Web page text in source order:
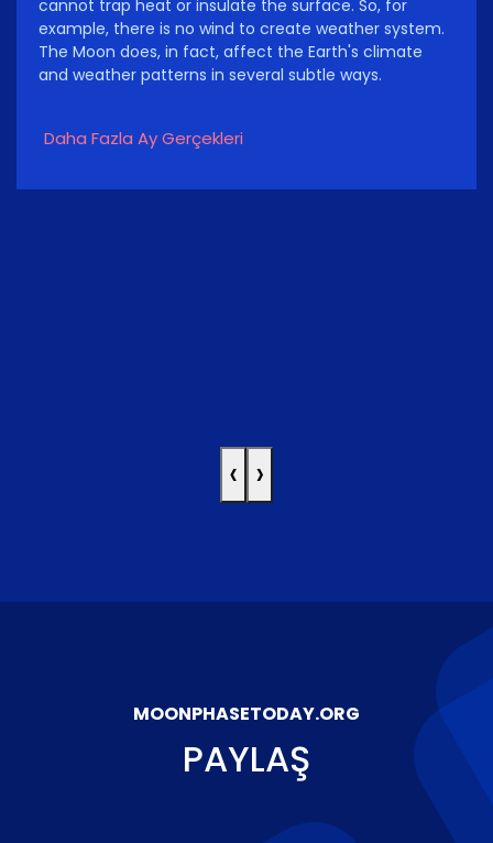
cannot trap heat or insulate the surface. So, for
example, there is no wind to create weather system.
The Moon does, in fact, affect the Earth's climate
and weather patterns in several subtle ways.
Daha Fazla Ay Gerçekleri
‹ ›
MOONPHASETODAY.ORG
PAYLAŞ